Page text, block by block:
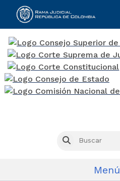
Buscar
Menú